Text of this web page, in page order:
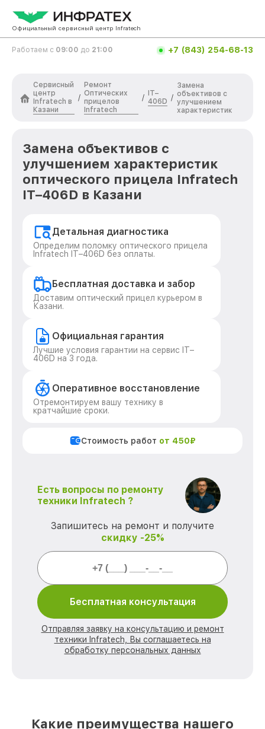
Официальный сервисный центр Infratech
Работаем с 09:00 до 21:00 +7 (843) 254-68-13
Сервисный
центр
Infratech в
Казани
/
Ремонт
Оптических
прицелов
Infratech
/
IT–
406D /
Замена
объективов с
улучшением
характеристик
Замена объективов с
улучшением характеристик
оптического прицела Infratech
IT–406D в Казани
Детальная диагностика
Определим поломку оптического прицела
Infratech IT–406D без оплаты.
Бесплатная доставка и забор
Доставим оптический прицел курьером в
Казани.
Официальная гарантия
Лучшие условия гарантии на сервис IT–
406D на 3 года.
Оперативное восстановление
Отремонтируем вашу технику в
кратчайшие сроки.
Стоимость работ от 450₽
Есть вопросы по ремонту
техники Infratech ?
Запишитесь на ремонт и получите
скидку -25%
Бесплатная консультация
Отправляя заявку на консультацию и ремонт
техники Infratech, Вы соглашаетесь на
обработку персональных данных
Какие преимущества нашего